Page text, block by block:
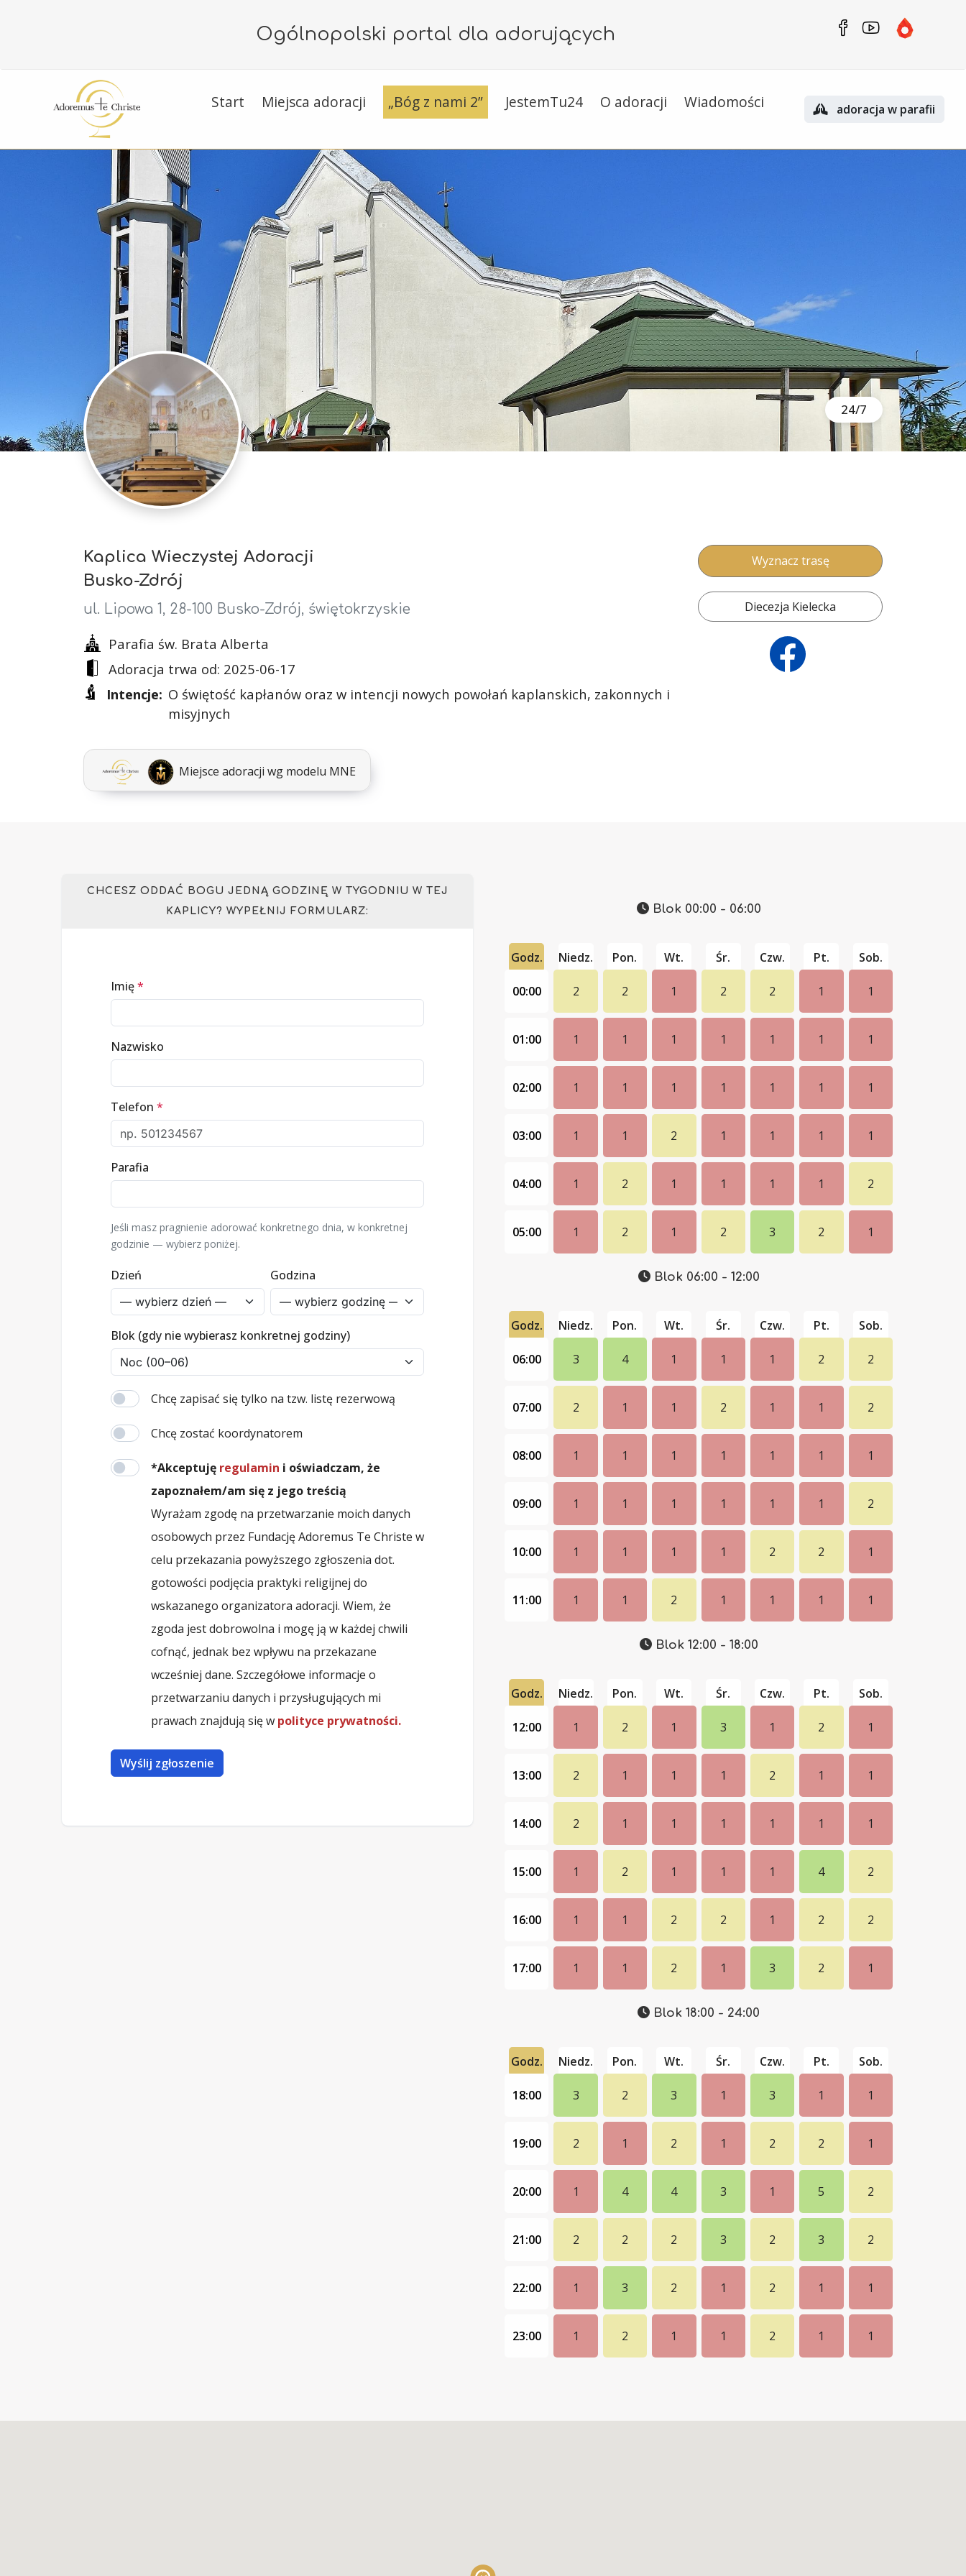
Ogólnopolski portal dla adorujących
Start Miejsca adoracji „Bóg z nami 2” JestemTu24 O adoracji Wiadomości adoracja w parafii
24/7
Kaplica Wieczystej Adoracji
Busko-Zdrój
ul. Lipowa 1, 28-100 Busko-Zdrój, świętokrzyskie
Parafia św. Brata Alberta
Adoracja trwa od: 2025-06-17
Intencje: O świętość kapłanów oraz w intencji nowych powołań kaplanskich, zakonnych i
misyjnych
Miejsce adoracji wg modelu MNE
Wyznacz trasę
Diecezja Kielecka
CHCESZ ODDAĆ BOGU JEDNĄ GODZINĘ W TYGODNIU W TEJ
KAPLICY? WYPEŁNIJ FORMULARZ:
Imię*
Nazwisko
Telefon *
Parafia
Jeśli masz pragnienie adorować konkretnego dnia, w konkretnej
godzinie — wybierz poniżej.
Dzień Godzina
Blok (gdy nie wybierasz konkretnej godziny)
Chcę zapisać się tylko na tzw. listę rezerwową
Chcę zostać koordynatorem
*Akceptuję regulamin i oświadczam, że
zapoznałem/am się z jego treścią
Wyrażam zgodę na przetwarzanie moich danych
osobowych przez Fundację Adoremus Te Christe w
celu przekazania powyższego zgłoszenia dot.
gotowości podjęcia praktyki religijnej do
wskazanego organizatora adoracji. Wiem, że
zgoda jest dobrowolna i mogę ją w każdej chwili
cofnąć, jednak bez wpływu na przekazane
wcześniej dane. Szczegółowe informacje o
przetwarzaniu danych i przysługujących mi
prawach znajdują się w polityce prywatności.
Wyślij zgłoszenie
Blok 00:00 - 06:00
Godz. Niedz. Pon. Wt. Śr. Czw. Pt. Sob.
00:00 2 2 1 2 2 1 1
01:00 1 1 1 1 1 1 1
02:00 1 1 1 1 1 1 1
03:00 1 1 2 1 1 1 1
04:00 1 2 1 1 1 1 2
05:00 1 2 1 2 3 2 1
Blok 06:00 - 12:00
Godz. Niedz. Pon. Wt. Śr. Czw. Pt. Sob.
06:00 3 4 1 1 1 2 2
07:00 2 1 1 2 1 1 2
08:00 1 1 1 1 1 1 1
09:00 1 1 1 1 1 1 2
10:00 1 1 1 1 2 2 1
11:00 1 1 2 1 1 1 1
Blok 12:00 - 18:00
Godz. Niedz. Pon. Wt. Śr. Czw. Pt. Sob.
12:00 1 2 1 3 1 2 1
13:00 2 1 1 1 2 1 1
14:00 2 1 1 1 1 1 1
15:00 1 2 1 1 1 4 2
16:00 1 1 2 2 1 2 2
17:00 1 1 2 1 3 2 1
Blok 18:00 - 24:00
Godz. Niedz. Pon. Wt. Śr. Czw. Pt. Sob.
18:00 3 2 3 1 3 1 1
19:00 2 1 2 1 2 2 1
20:00 1 4 4 3 1 5 2
21:00 2 2 2 3 2 3 2
22:00 1 3 2 1 2 1 1
23:00 1 2 1 1 2 1 1